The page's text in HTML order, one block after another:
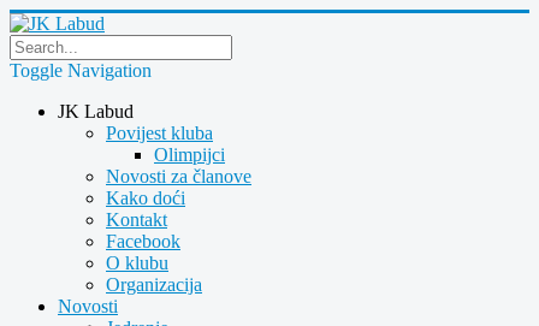
Toggle Navigation
JK Labud
Povijest kluba
Olimpijci
Novosti za članove
Kako doći
Kontakt
Facebook
O klubu
Organizacija
Novosti